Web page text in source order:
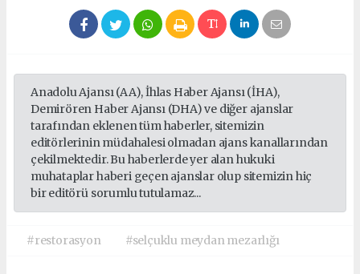
Anadolu Ajansı (AA), İhlas Haber Ajansı (İHA),
Demirören Haber Ajansı (DHA) ve diğer ajanslar
tarafından eklenen tüm haberler, sitemizin
editörlerinin müdahalesi olmadan ajans kanallarından
çekilmektedir. Bu haberlerde yer alan hukuki
muhataplar haberi geçen ajanslar olup sitemizin hiç
bir editörü sorumlu tutulamaz...
#restorasyon #selçuklu meydan mezarlığı